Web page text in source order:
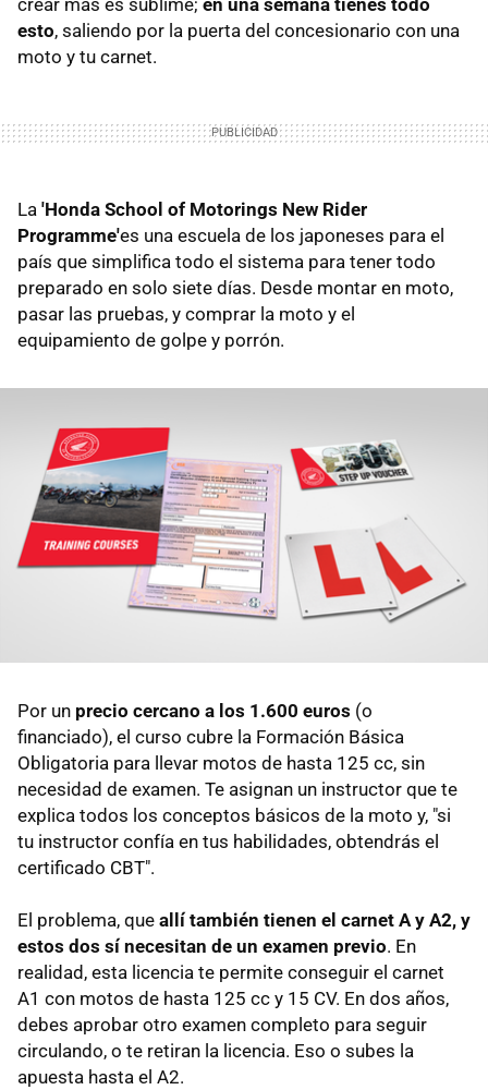
crear más es sublime; en una semana tienes todo
esto, saliendo por la puerta del concesionario con una
moto y tu carnet.
La 'Honda School of Motorings New Rider
Programme'es una escuela de los japoneses para el
país que simplifica todo el sistema para tener todo
preparado en solo siete días. Desde montar en moto,
pasar las pruebas, y comprar la moto y el
equipamiento de golpe y porrón.
Por un precio cercano a los 1.600 euros (o
financiado), el curso cubre la Formación Básica
Obligatoria para llevar motos de hasta 125 cc, sin
necesidad de examen. Te asignan un instructor que te
explica todos los conceptos básicos de la moto y, "si
tu instructor confía en tus habilidades, obtendrás el
certificado CBT".
El problema, que allí también tienen el carnet A y A2, y
estos dos sí necesitan de un examen previo. En
realidad, esta licencia te permite conseguir el carnet
A1 con motos de hasta 125 cc y 15 CV. En dos años,
debes aprobar otro examen completo para seguir
circulando, o te retiran la licencia. Eso o subes la
apuesta hasta el A2.